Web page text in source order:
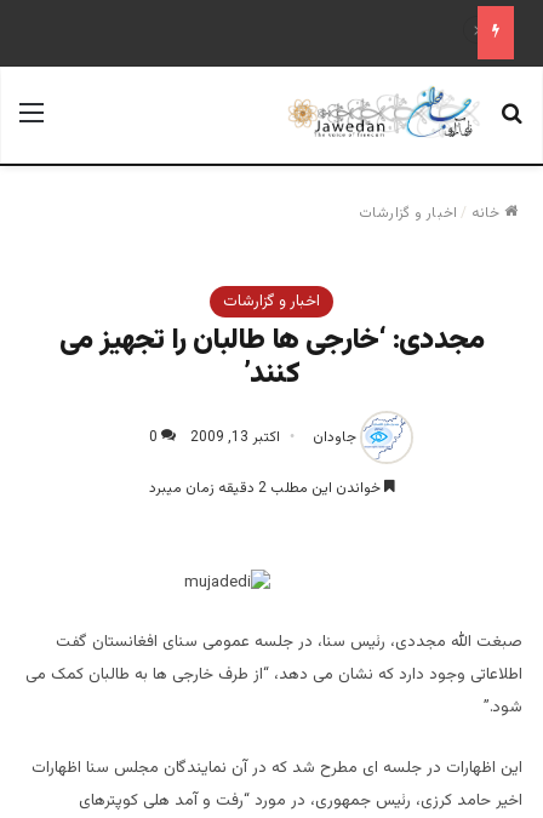
علم تاریخ
جستجو برای
خانه / اخبار و گزارشات
اخبار و گزارشات
مجددی: ‘خارجی ها طالبان را تجهیز می
کنند’
جاودان اکتبر 13, 2009 0
خواندن این مطلب 2 دقیقه زمان میبرد
صبغت الله مجددی، رئیس سنا، در جلسه عمومی سنای افغانستان گفت
اطلاعاتی وجود دارد که نشان می دهد، “از طرف خارجی ها به طالبان کمک می
شود.”
این اظهارات در جلسه ای مطرح شد که در آن نمایندگان مجلس سنا اظهارات
اخیر حامد کرزی، رئیس جمهوری، در مورد “رفت و آمد هلی کوپترهای